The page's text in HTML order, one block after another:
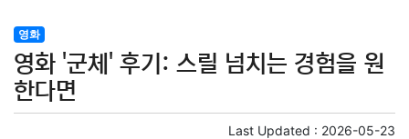
영화
영화 '군체' 후기: 스릴 넘치는 경험을 원
한다면
Last Updated : 2026-05-23